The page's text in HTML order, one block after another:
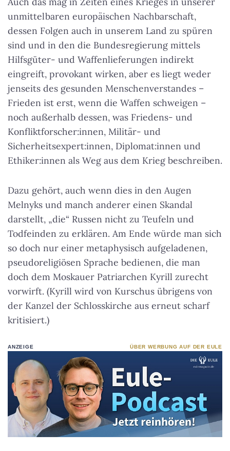
unmittelbaren europäischen Nachbarschaft,
dessen Folgen auch in unserem Land zu spüren
sind und in den die Bundesregierung mittels
Hilfsgüter- und Waffenlieferungen indirekt
eingreift, provokant wirken, aber es liegt weder
jenseits des gesunden Menschenverstandes –
Frieden ist erst, wenn die Waffen schweigen –
noch außerhalb dessen, was Friedens- und
Konfliktforscher:innen, Militär- und
Sicherheitsexpert:innen, Diplomat:innen und
Ethiker:innen als Weg aus dem Krieg beschreiben.
Dazu gehört, auch wenn dies in den Augen
Melnyks und manch anderer einen Skandal
darstellt, „die“ Russen nicht zu Teufeln und
Todfeinden zu erklären. Am Ende würde man sich
so doch nur einer metaphysisch aufgeladenen,
pseudoreligiösen Sprache bedienen, die man
doch dem Moskauer Patriarchen Kyrill zurecht
vorwirft. (Kyrill wird von Kurschus übrigens von
der Kanzel der Schlosskirche aus erneut scharf
kritisiert.)
ANZEIGE ÜBER WERBUNG AUF DER EULE